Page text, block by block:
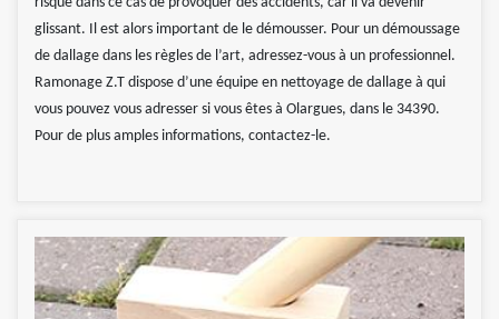
glissant. Il est alors important de le démousser. Pour un démoussage
de dallage dans les règles de l’art, adressez-vous à un professionnel.
Ramonage Z.T dispose d’une équipe en nettoyage de dallage à qui
vous pouvez vous adresser si vous êtes à Olargues, dans le 34390.
Pour de plus amples informations, contactez-le.